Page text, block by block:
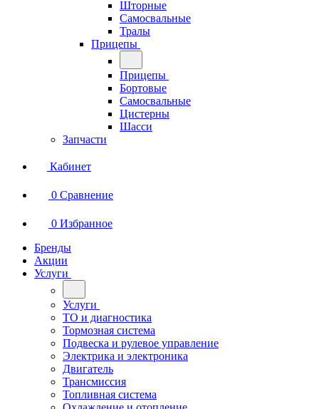
Шторные
Самосвальные
Тралы
Прицепы
Прицепы
Бортовые
Самосвальные
Цистерны
Шасси
Запчасти
Кабинет
0 Сравнение
0 Избранное
Бренды
Акции
Услуги
Услуги
ТО и диагностика
Тормозная система
Подвеска и рулевое управление
Электрика и электроника
Двигатель
Трансмиссия
Топливная система